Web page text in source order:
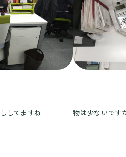
してますね 物は少ないです